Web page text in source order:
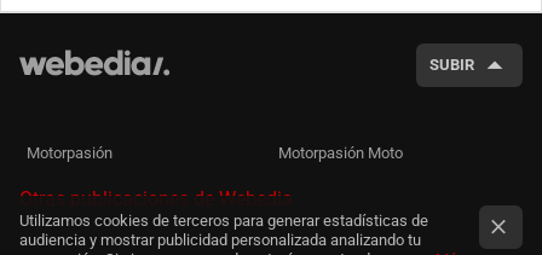
SUBIR
Motorpasión Motorpasión Moto
Otras publicaciones de Webedia
Utilizamos cookies de terceros para generar estadísticas de
audiencia y mostrar publicidad personalizada analizando tu